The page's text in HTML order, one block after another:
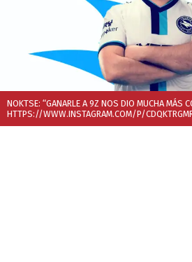
NOKTSE: “GANARLE A 9Z NOS DIO MUCHA MÁS
HTTPS://WWW.INSTAGRAM.COM/P/